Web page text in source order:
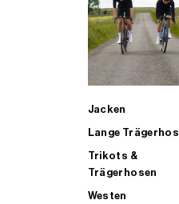
Jacken
Lange
Trikots &
Trägerhosen
Westen
ALLE